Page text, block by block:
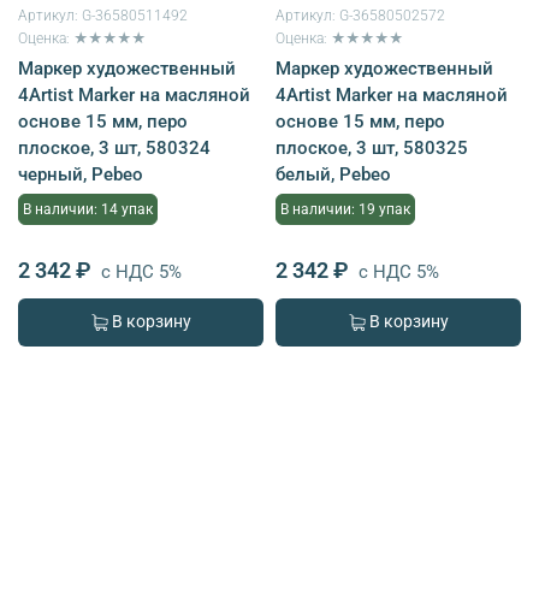
Артикул: G-36580511492
Оценка: ★★★★★
Маркер художественный
4Artist Marker на масляной
основе 15 мм, перо
плоское, 3 шт, 580324
черный, Pebeo
В наличии: 14 упак
2 342 ₽ с НДС 5%
В корзину
Артикул: G-36580502572
Оценка: ★★★★★
Маркер художественный
4Artist Marker на масляной
основе 15 мм, перо
плоское, 3 шт, 580325
белый, Pebeo
В наличии: 19 упак
2 342 ₽ с НДС 5%
В корзину